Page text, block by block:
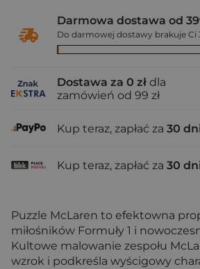
Darmowa dostawa od
Do darmowej dostawy brakuje Ci
Dostawa za 0 zł dla
zamówień od 99 zł
Kup teraz, zapłać za 30
Kup teraz, zapłać za 30
Puzzle McLaren to efektowna
miłośników Formuły 1 i
Kultowe malowanie zespołu
wzrok i podkreśla wyścigowy